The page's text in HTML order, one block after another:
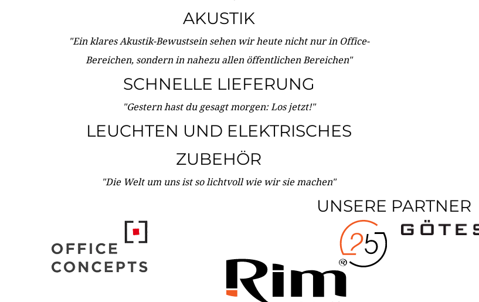
AKUSTIK
"Ein klares Akustik-Bewustsein sehen wir heute nicht nur in Office-
Bereichen, sondern in nahezu allen öffentlichen Bereichen"
SCHNELLE LIEFERUNG
"Gestern hast du gesagt morgen: Los jetzt!"
LEUCHTEN UND ELEKTRISCHES
ZUBEHÖR
"Die Welt um uns ist so lichtvoll wie wir sie machen"
UNSERE PARTNER